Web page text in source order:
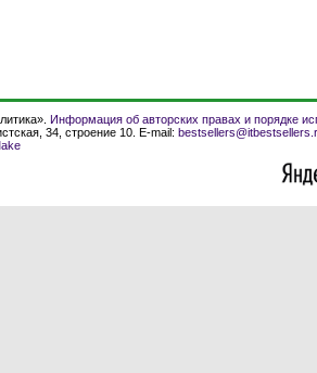
Информация об авторских правах и порядке
34, строение 10. E-mail: